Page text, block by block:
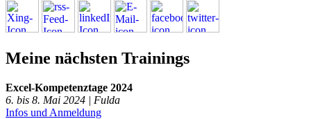
Meine nächsten Trainings
Excel-Kompetenztage 2024
6. bis 8. Mai 2024 | Fulda
Infos und Anmeldung